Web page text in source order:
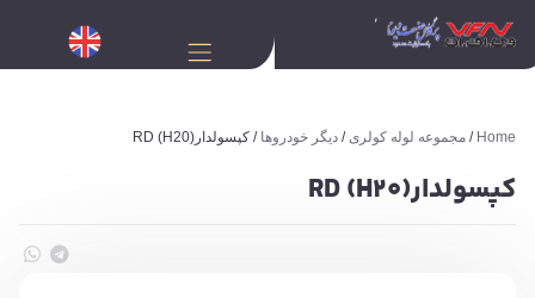
Home
/ مجموعه لوله کولری/ دیگر خودروها / کپسولدارRD (H20)
کپسولدارRD (H20)